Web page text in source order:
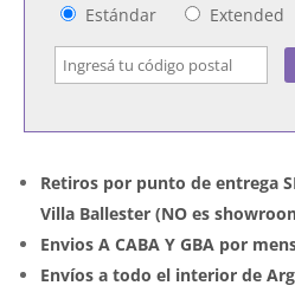
Estándar
Extended
Retiros por punto de entrega
Villa Ballester (NO es
Envios A CABA Y GBA por
Envíos a todo el interior de